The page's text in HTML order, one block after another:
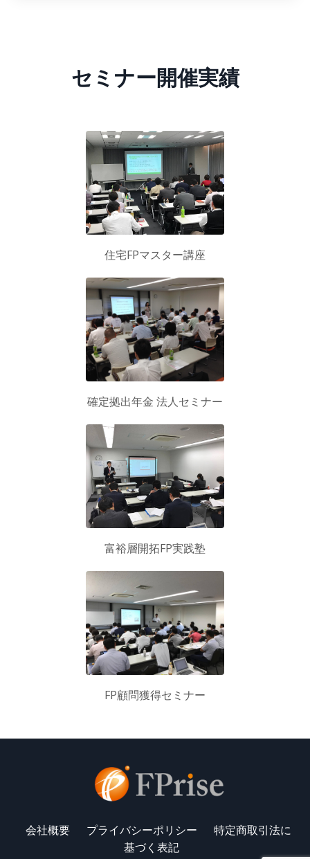
セミナー開催実績
住宅FPマスター講座
確定拠出年金 法人セミナー
富裕層開拓FP実践塾
FP顧問獲得セミナー
会社概要 プライバシーポリシー
特定商取引法に
基づく表記